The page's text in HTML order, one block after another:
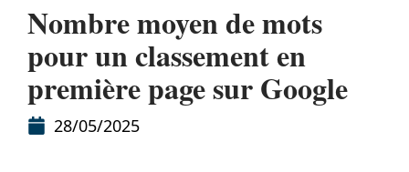
Nombre moyen de mots
pour un classement en
première page sur Google
28/05/2025